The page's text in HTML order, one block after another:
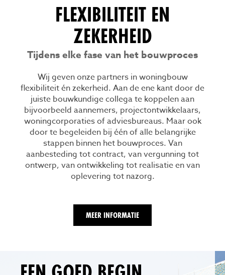
FLEXIBILITEIT EN
ZEKERHEID
Tijdens elke fase van het bouwproces
Wij geven onze partners in woningbouw
flexibiliteit én zekerheid. Aan de ene kant door de
juiste bouwkundige collega te koppelen aan
bijvoorbeeld aannemers, projectontwikkelaars,
woningcorporaties of adviesbureaus. Maar ook
door te begeleiden bij één of alle belangrijke
stappen binnen het bouwproces. Van
aanbesteding tot contract, van vergunning tot
ontwerp, van ontwikkeling tot realisatie en van
oplevering tot nazorg.
MEER INFORMATIE